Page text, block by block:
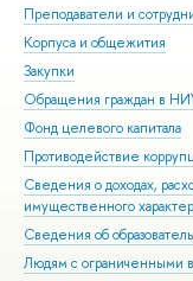
Преподаватели и
Корпуса и общежития
Закупки
Обращения граждан в
Фонд целевого капитала
Противодействие
Сведения о доходах,
имущественного
Сведения об
Людям с ограниченными